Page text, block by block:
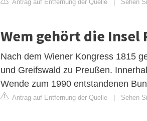
Antrag auf Entfernung der Quelle Sehen
Wem gehört die Insel
Nach dem Wiener Kongress 1815
und Greifswald zu Preußen.
Wende zum 1990 entstandenen
Antrag auf Entfernung der Quelle | Sehen